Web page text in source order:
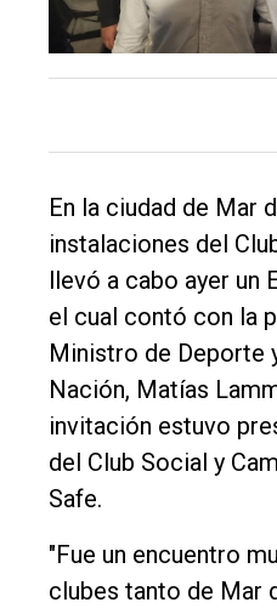
Int.
Cultura
Entrevistas
Rural
Deportes
Fúnebres
Edición
Empresa
Nosotros
Contacto
En la ciudad de Mar
instalaciones del
llevó a cabo ayer un
el cual contó con la
Ministro de Deporte
Nación, Matías
invitación estuvo
del Club Social y
Safe.
"Fue un encuentro
clubes tanto de Mar